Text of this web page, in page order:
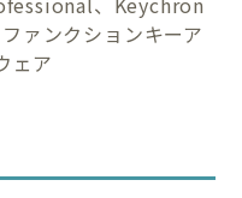
ァンクションキーア
ェア